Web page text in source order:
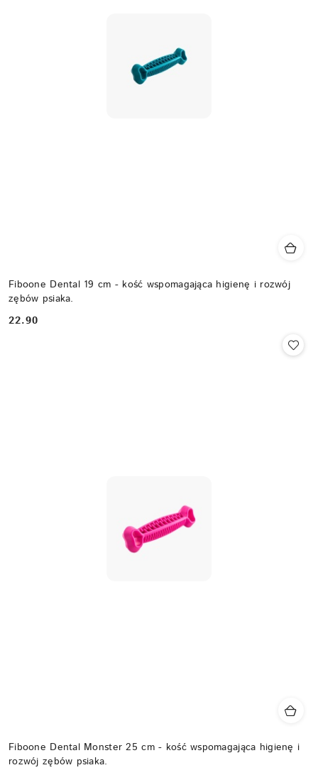
Fiboone Dental 19 cm - kość wspomagająca higienę i rozwój
zębów psiaka.
Cena:
22.90
Fiboone Dental Monster 25 cm - kość wspomagająca higienę i
rozwój zębów psiaka.